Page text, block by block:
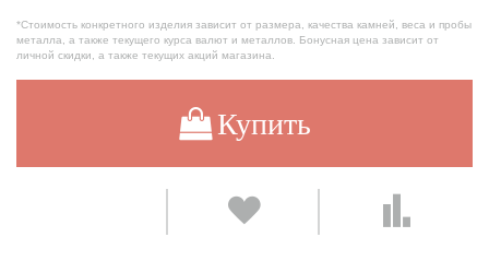
*Стоимость конкретного изделия зависит от размера, качества камней, веса и пробы
металла, а также текущего курса валют и металлов. Бонусная цена зависит от
личной скидки, а также текущих акций магазина.
Купить